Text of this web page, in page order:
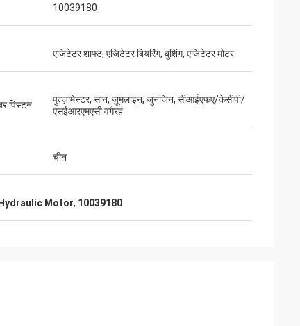
10039180
एजिटेटर शाफ्ट, एजिटेटर बियरिंग, बुशिंग, एजिटेटर मोटर
पिस्टन
पुत्ज़मिस्टर, सान, ज़ूमलाइन, जुनजिन, सीआईएफए/केसीपी/
एसईआरएमएसी वगैरह
चीन
Motor, 10039180